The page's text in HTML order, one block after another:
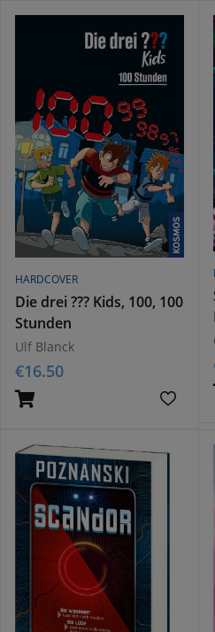
HARDCOVER
Die drei ??? Kids, 100, 100
Stunden
Ulf Blanck
€16.50